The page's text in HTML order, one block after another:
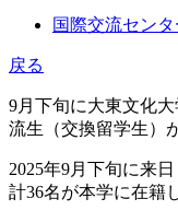
国際交流センタ
戻る
9月下旬に大東文化
流生（交換留学生）
2025年9月下旬に来
計36名が本学に在籍